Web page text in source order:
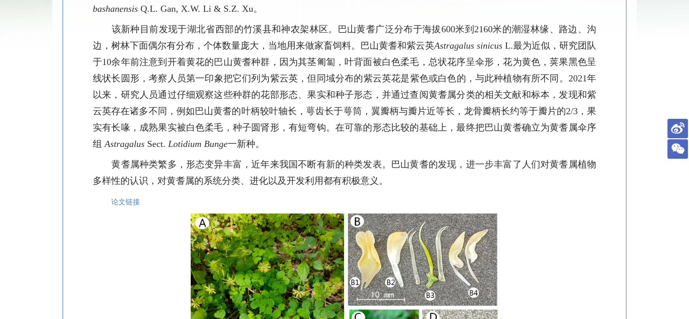
bashanensis Q.L. Gan, X.W. Li & S.Z. Xu。
该新种目前发现于湖北省西部的竹溪县和神农架林区。 巴山黄耆广泛分布于海拔600米到 2160米的潮湿林缘、路边、沟
边， 树林下面偶尔有分布 ，个体数量庞大，当地用来做家畜饲料。巴山黄耆和紫云英Astragalus sinicus L.最为近似， 研究团队
于10余年前注意到开着黄花的巴山黄耆种群，因为其茎匍匐，叶背面被白色柔毛，总状花序呈伞形，花为黄色，荚果黑色呈
线状长圆形，考察人员第一印象把它们列为紫云英，但同域分布的紫云英花是紫色或白色的，与此种植物有所不同。 2021年
以来，研究人员通过仔细观察这些种群的花部形态、果实和种子形态，并通过查阅黄耆属分类的相关文献和标本，发现和紫
云英存在诸多不同，例如巴山黄耆的叶柄较叶轴长，萼齿长于萼筒，翼瓣柄与瓣片近等长， 龙骨瓣柄长约等于瓣片的2/3，果
实有长喙，成熟果实被白色柔毛，种子圆肾形，有短弯钩。在可靠的形态比较的基础上，最终把巴山黄耆确立为黄耆属伞序
组 Astragalus Sect. Lotidium Bunge一新种。
黄耆属种类繁多，形态变异丰富，近年来我国不断有新的种类发表。巴山黄耆的发现，进一步丰富了人们对黄耆属植物
多样性的认识，对黄耆属的系统分类、进化以及开发利用都有积极意义。
论文链接